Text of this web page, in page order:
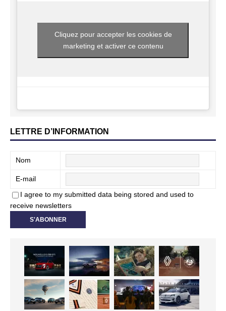
Cliquez pour accepter les cookies de
marketing et activer ce contenu
LETTRE D’INFORMATION
Nom
E-mail
I agree to my submitted data being stored and used to
receive newsletters